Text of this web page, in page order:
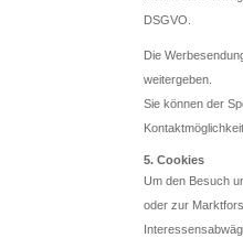
DSGVO.
Die
weitergeben.
Sie können der
5. Cookies
Um den Besuch
oder zur